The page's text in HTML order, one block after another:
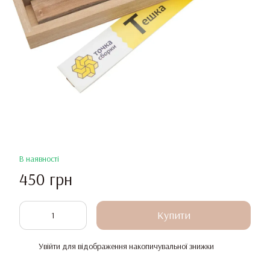
В наявності
450 грн
Купити
Увійти для відображення накопичувальної знижки